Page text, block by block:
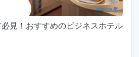
見！おすすめのビジネスホテル